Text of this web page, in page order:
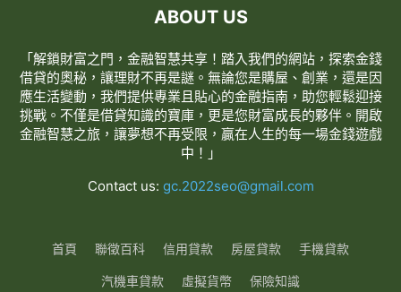
ABOUT US
「解鎖財富之門，金融智慧共享！踏入我們的網站，探索金錢
借貸的奧秘，讓理財不再是謎。無論您是購屋、創業，還是因
應生活變動，我們提供專業且貼心的金融指南，助您輕鬆迎接
挑戰。不僅是借貸知識的寶庫，更是您財富成長的夥伴。開啟
金融智慧之旅，讓夢想不再受限，贏在人生的每一場金錢遊戲
中！」
Contact us: gc.2022seo@gmail.com
首頁 聯徵百科 信用貸款 房屋貸款 手機貸款
汽機車貸款 虛擬貨幣 保險知識